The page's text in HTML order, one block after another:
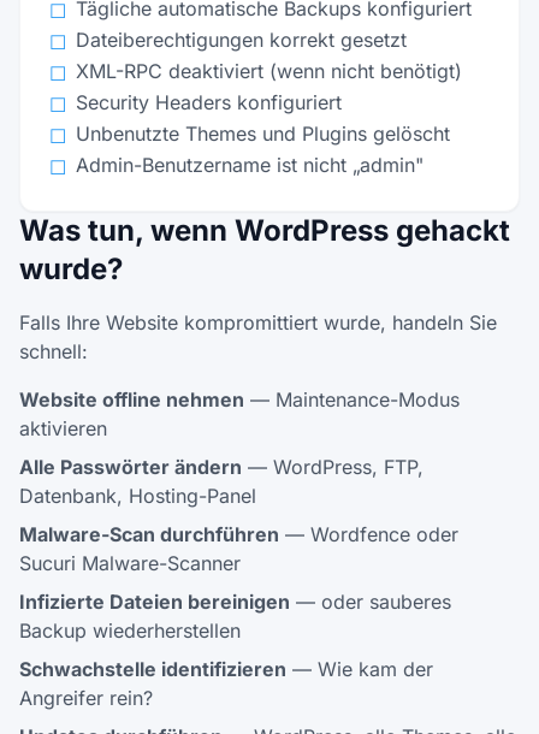
☐ Tägliche automatische Backups konfiguriert
☐ Dateiberechtigungen korrekt gesetzt
☐ XML-RPC deaktiviert (wenn nicht benötigt)
☐ Security Headers konfiguriert
☐ Unbenutzte Themes und Plugins gelöscht
☐ Admin-Benutzername ist nicht „admin"
Was tun, wenn WordPress gehackt
wurde?
Falls Ihre Website kompromittiert wurde, handeln Sie
schnell:
Website offline nehmen — Maintenance-Modus
aktivieren
Alle Passwörter ändern — WordPress, FTP,
Datenbank, Hosting-Panel
Malware-Scan durchführen — Wordfence oder
Sucuri Malware-Scanner
Infizierte Dateien bereinigen — oder sauberes
Backup wiederherstellen
Schwachstelle identifizieren — Wie kam der
Angreifer rein?